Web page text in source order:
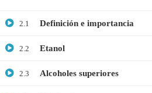
2.1 Definición e importancia
2.2 Etanol
2.3 Alcoholes superiores